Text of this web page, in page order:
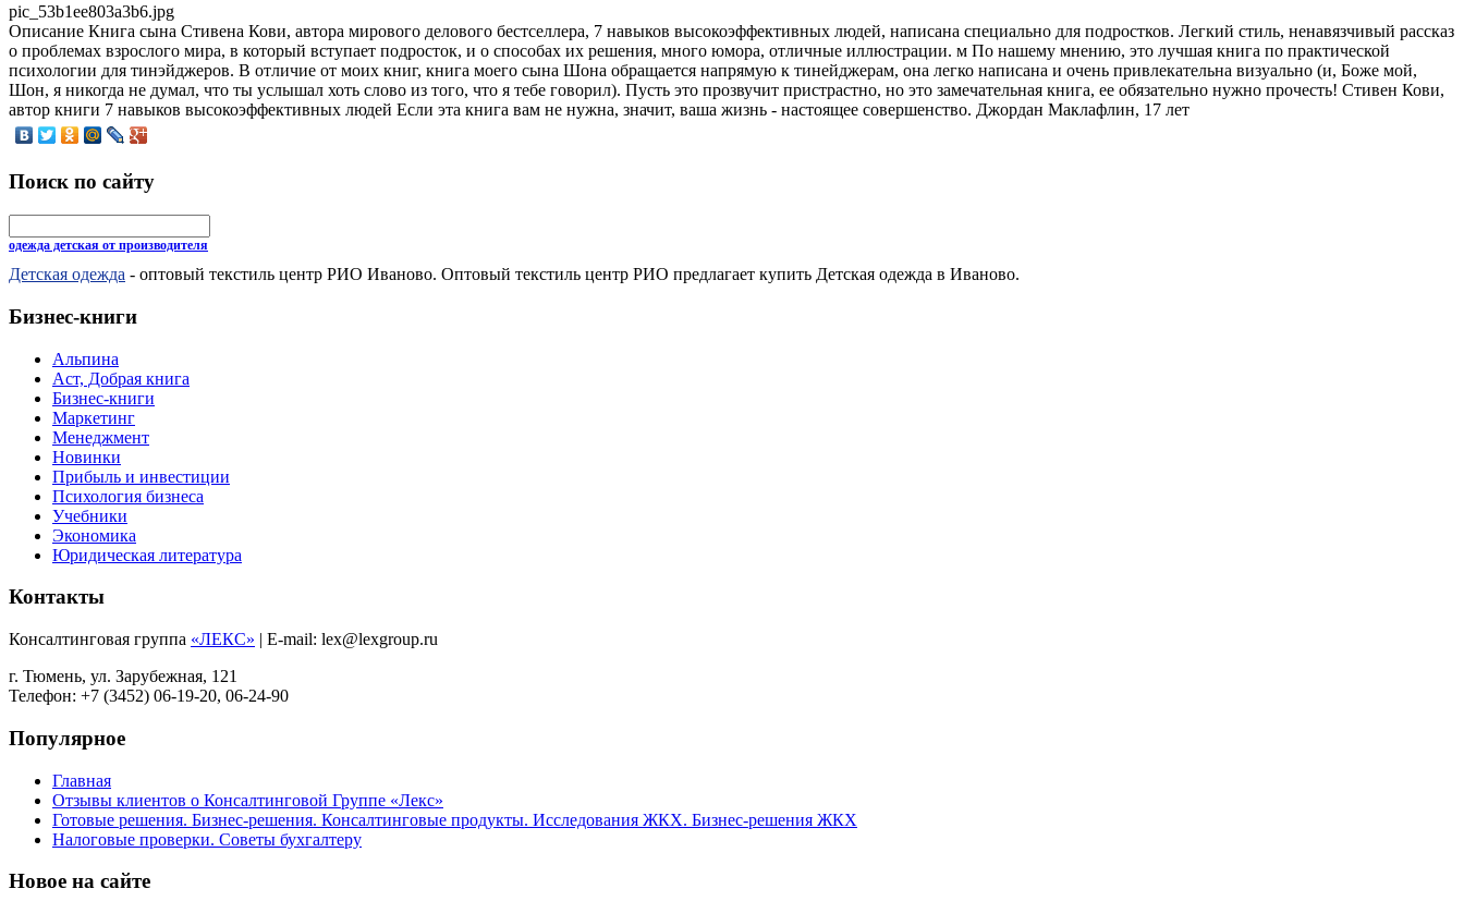
pic_53b1ee803a3b6.jpg
Описание Книга сына Стивена Кови, автора мирового делового бестселлера, 7 навыков высокоэффективных людей, написана специально для подростков. Легкий стиль, ненавязчивый рассказ
о проблемах взрослого мира, в который вступает подросток, и о способах их решения, много юмора, отличные иллюстрации. м По нашему мнению, это лучшая книга по практической
психологии для тинэйджеров. В отличие от моих книг, книга моего сына Шона обращается напрямую к тинейджерам, она легко написана и очень привлекательна визуально (и, Боже мой,
Шон, я никогда не думал, что ты услышал хоть слово из того, что я тебе говорил). Пусть это прозвучит пристрастно, но это замечательная книга, ее обязательно нужно прочесть! Стивен Кови,
автор книги 7 навыков высокоэффективных людей Если эта книга вам не нужна, значит, ваша жизнь - настоящее совершенство. Джордан Маклафлин, 17 лет
Поиск по сайту
одежда детская от производителя
Детская одежда - оптовый текстиль центр РИО Иваново. Оптовый текстиль центр РИО предлагает купить Детская одежда в Иваново.
Бизнес-книги
Альпина
Аст, Добрая книга
Бизнес-книги
Маркетинг
Менеджмент
Новинки
Прибыль и инвестиции
Психология бизнеса
Учебники
Экономика
Юридическая литература
Контакты
Консалтинговая группа «ЛЕКС» | E-mail: lex@lexgroup.ru
г. Тюмень, ул. Зарубежная, 121
Телефон: +7 (3452) 06-19-20, 06-24-90
Популярное
Главная
Отзывы клиентов о Консалтинговой Группе «Лекс»
Готовые решения. Бизнес-решения. Консалтинговые продукты. Исследования ЖКХ. Бизнес-решения ЖКХ
Налоговые проверки. Советы бухгалтеру
Новое на сайте